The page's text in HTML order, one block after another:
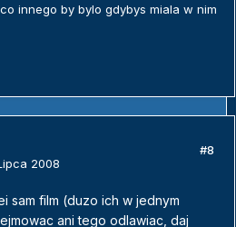
innego by bylo gdybys miala w nim
2008
#8
sam film (duzo ich w jednym
ani tego odlawiac, daj